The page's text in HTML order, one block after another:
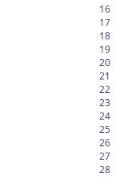
16
17
18
19
20
21
22
23
24
25
26
27
28